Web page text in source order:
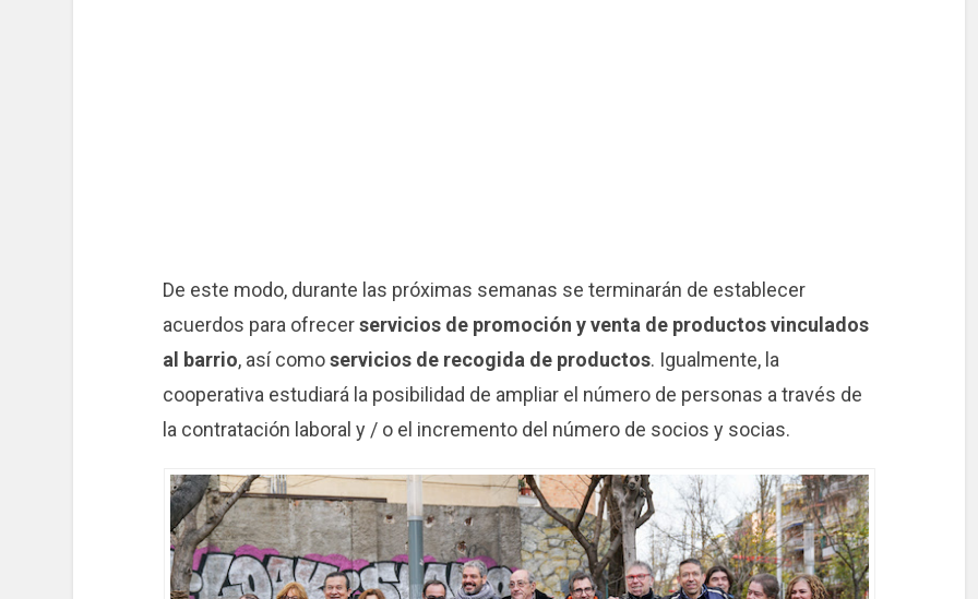
De este modo, durante las próximas semanas se terminarán de establecer
acuerdos para ofrecerservicios de promoción y venta de productos vinculados
al barrio, así comoservicios de recogida de productos. Igualmente, la
cooperativa estudiará la posibilidad de ampliar el número de personas a través de
la contratación laboral y / o el incremento del número de socios y socias.